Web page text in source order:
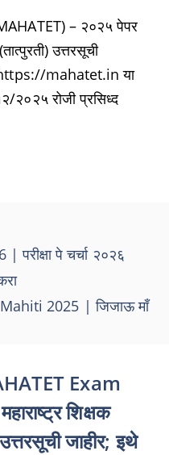
(MAHATET) – २०२५ पेपर
उत्तरसूची
https://mahatet.in या
रोजी प्रसिध्द
पे चर्चा २०२६
2025 | जिजाऊ माँ
Exam
शिक्षक
जाहीर; इथे